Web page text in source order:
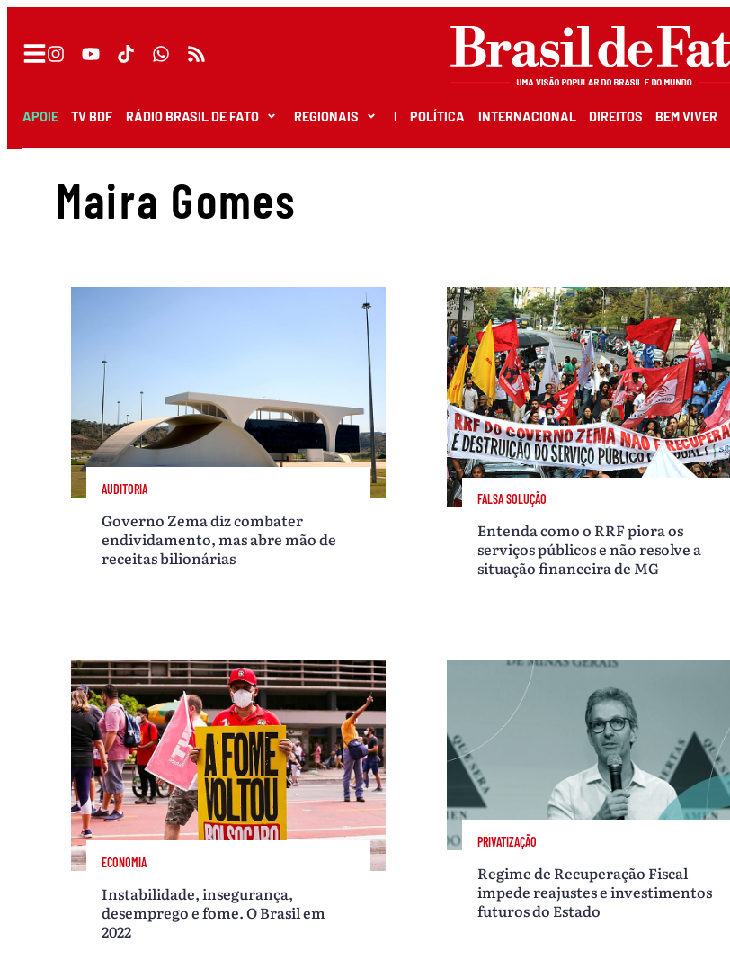
APOIE TV BDF RÁDIO BRASIL DE FATO REGIONAIS I POLÍTICA INTERNACIONAL DIREITOS BEM VIVER
Maira Gomes
AUDITORIA
Governo Zema diz combater
endividamento, mas abre mão de
receitas bilionárias
FALSA SOLUÇÃO
Entenda como o RRF piora os
serviços públicos e não resolve a
situação financeira de MG
ECONOMIA
Instabilidade, insegurança,
desemprego e fome. O Brasil em
2022
PRIVATIZAÇÃO
Regime de Recuperação Fiscal
impede reajustes e investimentos
futuros do Estado